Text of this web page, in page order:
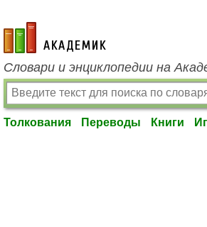
academic.ru
Словари и энциклопедии на
Толкования Переводы Книги